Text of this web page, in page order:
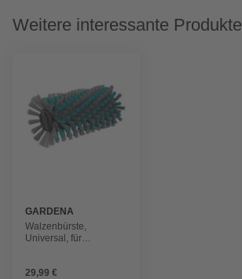
Weitere interessante Produkte
GARDENA
Walzenbürste,
Universal, für
29,99 €